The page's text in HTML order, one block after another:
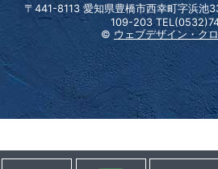
〒441-8113 愛知県豊橋市西幸町字浜池
109-203
© ウェブデザイン・ク